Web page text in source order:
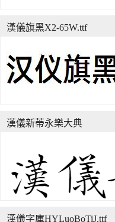
漢儀旗黑X2-65W.ttf
漢儀新蒂永樂大典
漢儀字庫HYLuoBoTiJ.ttf